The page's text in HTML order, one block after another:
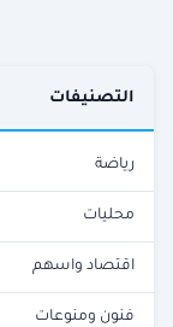
التصنيفات
رياضة
محليات
اقتصاد واسهم
فنون ومنوعات